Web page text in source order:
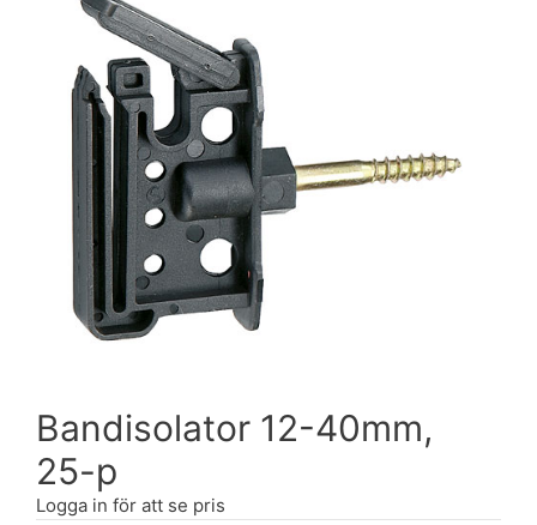
Bandisolator 12-40mm,
25-p
Logga in för att se pris